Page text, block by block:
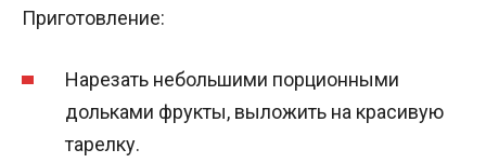
Приготовление:
Нарезать небольшими порционными
дольками фрукты, выложить на красивую
тарелку.